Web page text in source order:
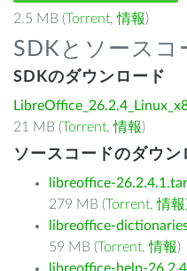
2.5 MB (Torrent,情報)
SDKとソースコ
SDKのダウンロード
21 MB (Torrent,情報)
ソースコードのダウン
libreoffice-
279 MB (Torrent,情報
libreoffice-
59 MB (Torrent,情報)